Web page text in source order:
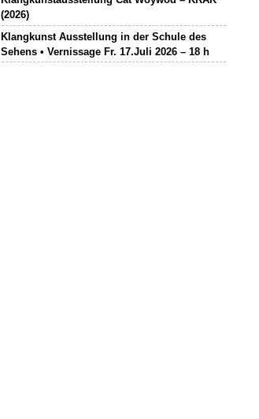
(2026)
Klangkunst Ausstellung in der Schule des
Sehens • Vernissage Fr. 17.Juli 2026 – 18 h